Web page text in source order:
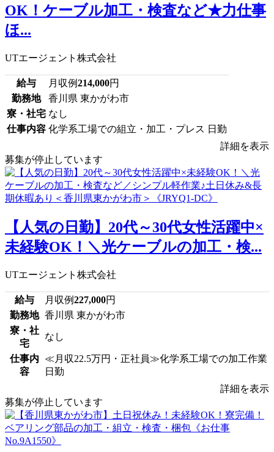
OK！ケーブル加工・検査など★力仕事
ほ...
UTエージェント株式会社
給与 月収例214,000円
勤務地
香川県 東かがわ市
寮・社宅 なし
仕事内容 化学系工場での組立・加工・プレス 日勤
詳細を表示
募集が停止しています
【人気の日勤】20代～30代女性活躍中×
未経験OK！＼光ケーブルの加工・検...
UTエージェント株式会社
給与 月収例227,000円
勤務地 香川県 東かがわ市
寮・社
宅
なし
仕事内
容
≪月収22.5万円・正社員≫化学系工場での加工作業
日勤
詳細を表示
募集が停止しています